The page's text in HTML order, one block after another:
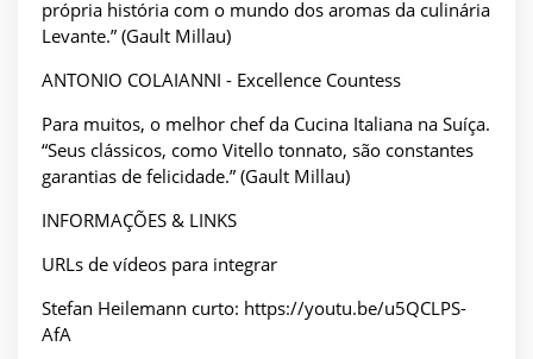
própria história com o mundo dos aromas da culinária
Levante.” (Gault Millau)
ANTONIO COLAIANNI - Excellence Countess
Para muitos, o melhor chef da Cucina Italiana na Suíça.
“Seus clássicos, como Vitello tonnato, são constantes
garantias de felicidade.” (Gault Millau)
INFORMAÇÕES & LINKS
URLs de vídeos para integrar
Stefan Heilemann curto: https://youtu.be/u5QCLPS-
AfA